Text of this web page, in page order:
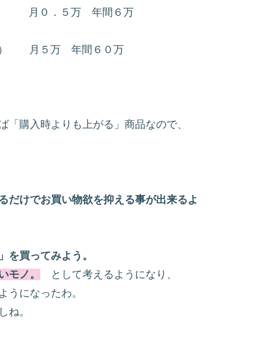
月０．５万 年間６万
） 月５万 年間６０万
購入時よりも上がる」商品なので、
だけでお買い物欲を抑える事が出来るよ
を買ってみよう。
モノ。
として考えるようになり、
うになったわ。
ね。